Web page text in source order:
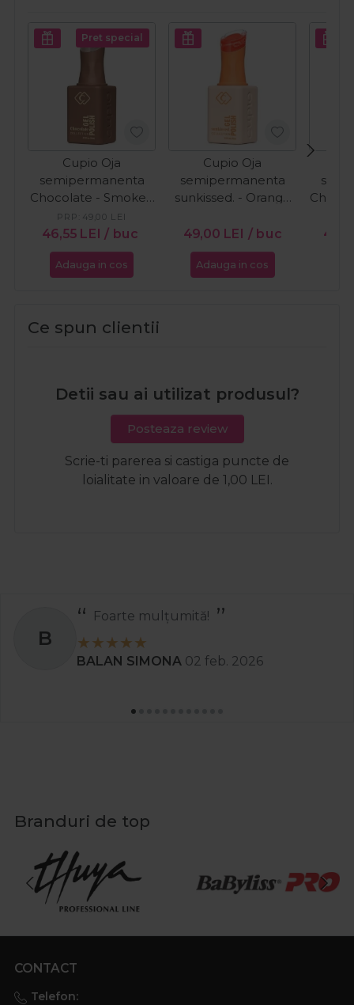
Pret special
Cupio Oja
semipermanenta
Chocolate - Smoked
Cacao 15ml
46,55 LEI / buc
PRP: 49,00 LEI
Adauga in cos
Cupio Oja
semipermanenta
sunkissed. - Orange
49,00 LEI / buc
Adauga in cos
Ce spun clientii
Detii sau ai utilizat produsul?
Posteaza review
Scrie-ti parerea si castiga puncte de
loialitate in valoare de 1,00 LEI.
B
Foarte mulțumită!
BALAN SIMONA 02 feb. 2026
Branduri de top
CONTACT
Telefon: